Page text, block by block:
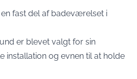
fast del af badeværelset i
er blevet valgt for sin
installation og evnen til at holde